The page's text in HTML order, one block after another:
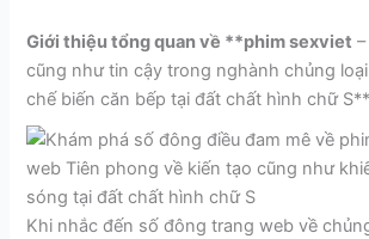
Giới thiệu tổng quan về **phim sexviet
cũng như tin cậy trong nghành chủng
chế biến căn bếp tại đất chất hình chữ S**
Khi nhắc đến số đông trang web về